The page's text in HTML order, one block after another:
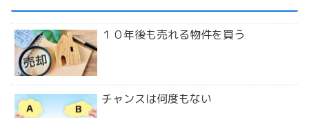
１０年後も売れる物件を買う
チャンスは何度もない